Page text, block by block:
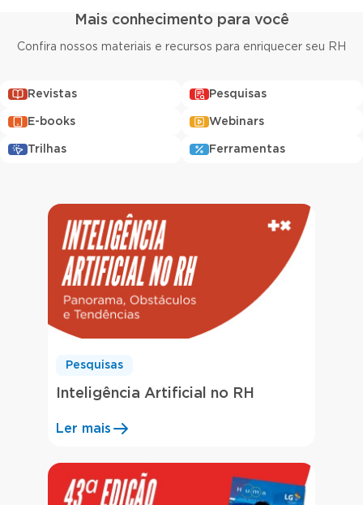
Mais conhecimento para você
Confira nossos materiais e recursos para enriquecer seu RH
Revistas Pesquisas
E-books Webinars
Trilhas Ferramentas
Pesquisas
Inteligência Artificial no RH
Ler mais